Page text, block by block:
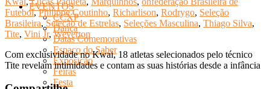
EVENTOS
CCXP
Dança
Datas Comemorativas
Espaço do Saber
Exposição
Feiras
Festa
Futebol,Philippe Coutinho, Richarlison, Rodrygo, Seleção
Brasileira,Seleção de Estrelas, Seleções Masculina, Thiago Silva,
Tite, Vini Jr,Weverton
Com exclusividade no Kwai, 18 atletas selecionados pelo técnico
Tite revelam intimidades e contam as suas histórias desde a infância